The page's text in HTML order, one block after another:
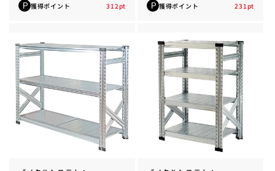
P 獲得ポイント 312pt P 獲得ポイント 231 pt